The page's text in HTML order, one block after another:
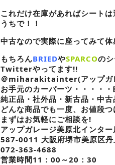
これだけ在庫があればシート
うちで！！
中古なので実際に座ってみて
もちろんBRIEDやSPARCOの
Twitterやってます!!
＠miharakitainter(アップガ
お手元のカーパーツ・・・・
純正品・社外品・新古品・中古
どんな商品でも一度、お値段
まずはお気軽にご相談を!
アップガレージ美原北インター
587-0011 大阪府堺市美原区
072-363-4688
営業時間11：00～20：30